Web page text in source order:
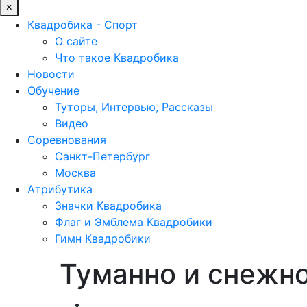
×
Квадробика - Спорт
О сайте
Что такое Квадробика
Новости
Обучение
Туторы, Интервью, Рассказы
Видео
Соревнования
Санкт-Петербург
Москва
Атрибутика
Значки Квадробика
Флаг и Эмблема Квадробики
Гимн Квадробики
Туманно и